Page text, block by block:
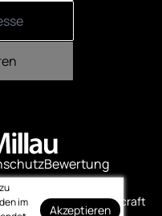
Bewertung
Made with ❤️ by bitcraft
im
Akzeptieren